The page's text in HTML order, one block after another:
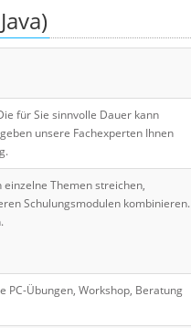
für Sie sinnvolle Dauer kann
unsere Fachexperten Ihnen
einzelne Themen streichen,
Schulungsmodulen kombinieren.
PC-Übungen, Workshop, Beratung